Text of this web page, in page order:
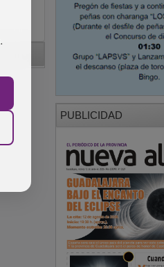
PUBLICIDAD
.